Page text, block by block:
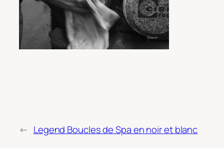
← Legend Boucles de Spa en noir et blanc